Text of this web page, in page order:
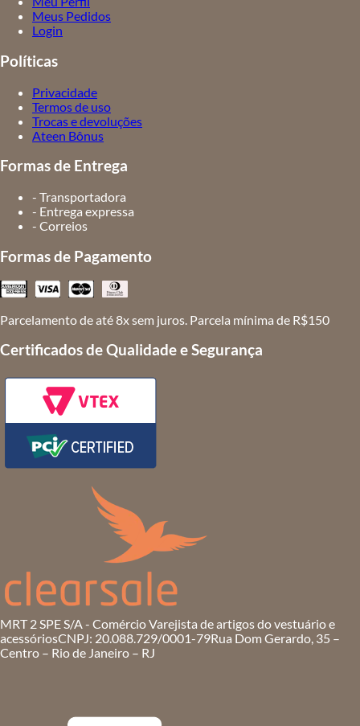
Meus Pedidos
Login
Políticas
Privacidade
Termos de uso
Trocas e devoluções
Ateen Bônus
Formas de Entrega
- Transportadora
- Entrega expressa
- Correios
Formas de Pagamento
Parcelamento de até 8x sem juros. Parcela mínima de R$150
Certificados de Qualidade e Segurança
MRT 2 SPE S/A - Comércio Varejista de artigos do vestuário e
acessóriosCNPJ: 20.088.729/0001-79Rua Dom Gerardo, 35 –
Centro – Rio de Janeiro – RJ